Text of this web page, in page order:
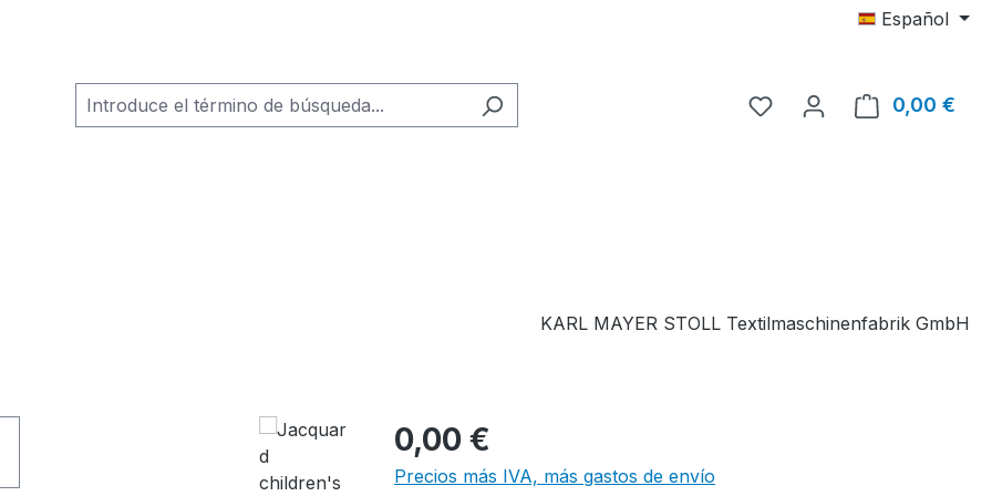
Español
Tienes 0 artículos en tu
0,00 €
KARL MAYER STOLL Textilmaschinenfabrik GmbH
0,00 €
Precios más IVA, más gastos de envío